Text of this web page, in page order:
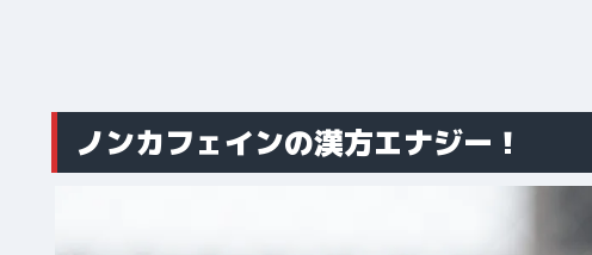
ノンカフェインの漢方エナジー！